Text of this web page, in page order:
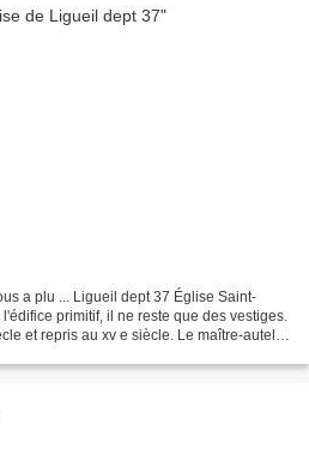
a plu ... Ligueil dept 37 Église Saint-
primitif, il ne reste que des vestiges.
et repris au xv e siècle. Le maître-autel